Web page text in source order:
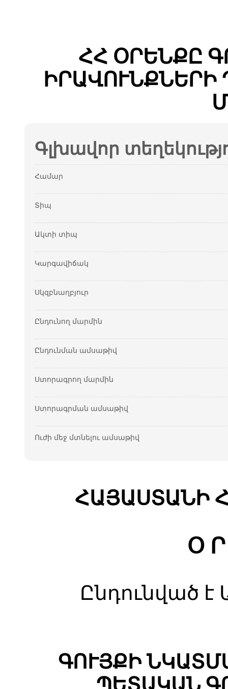
ՀՀ ՕՐԵՆՔԸ
Գլխավոր
Համար
Տիպ
Ակտի տիպ
Կարգավիճակ
Սկզբնաղբյուր
Ընդունող մարմին
Ընդունման ամսաթիվ
Ստորագրող մարմին
Ստորագրման ամսաթիվ
Ուժի մեջ մտնելու ամսաթիվ
ՀԱՅԱՍՏԱՆԻ
Օ
Ընդունված է
ԳՈՒՅՔԻ